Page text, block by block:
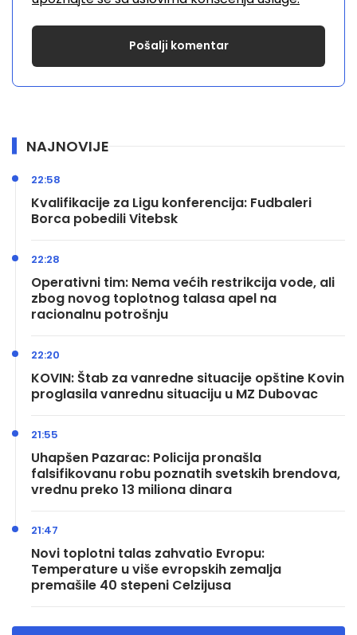
NAJNOVIJE
Kvalifikacije za Ligu konferencija: Fudbaleri
Borca pobedili Vitebsk
22:58
Operativni tim: Nema većih restrikcija vode, ali
zbog novog toplotnog talasa apel na
racionalnu potrošnju
22:28
KOVIN: Štab za vanredne situacije opštine Kovin
proglasila vanrednu situaciju u MZ Dubovac
22:20
Uhapšen Pazarac: Policija pronašla
falsifikovanu robu poznatih svetskih brendova,
vrednu preko 13 miliona dinara
21:55
Novi toplotni talas zahvatio Evropu:
Temperature u više evropskih zemalja
premašile 40 stepeni Celzijusa
21:47